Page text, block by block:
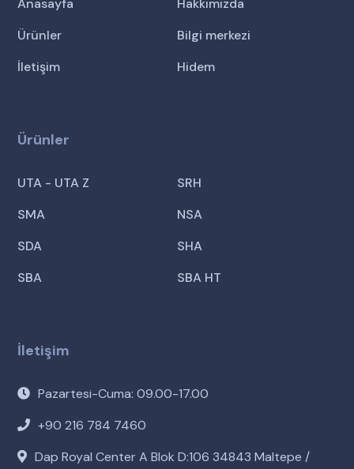
Anasayfa
Hakkımızda
Ürünler
Bilgi merkezi
İletişim
Hidem
Ürünler
UTA - UTA Z
SRH
SMA
NSA
SDA
SHA
SBA
SBA HT
İletişim
Pazartesi-Cuma: 09.00-17.00
+90 216 784 7460
Dap Royal Center A Blok D:106 34843 Maltepe /